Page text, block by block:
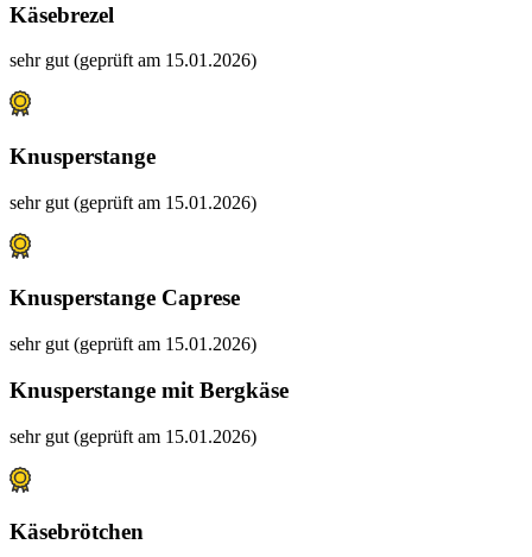
Käsebrezel
sehr gut (geprüft am 15.01.2026)
Knusperstange
sehr gut (geprüft am 15.01.2026)
Knusperstange Caprese
sehr gut (geprüft am 15.01.2026)
Knusperstange mit Bergkäse
sehr gut (geprüft am 15.01.2026)
Käsebrötchen